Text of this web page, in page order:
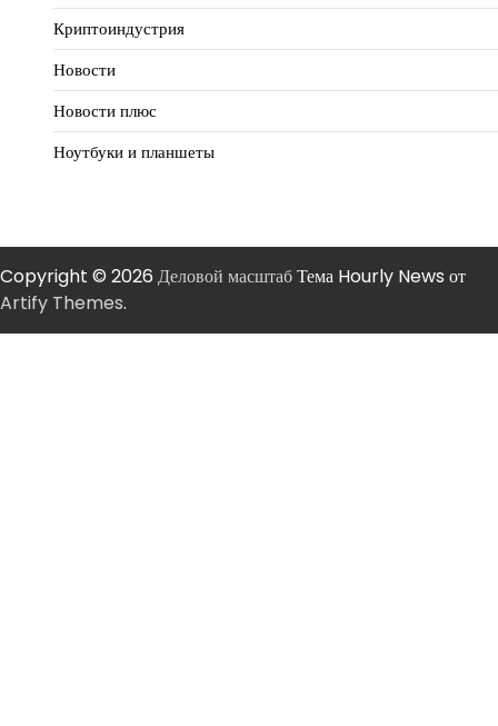
Криптоиндустрия
Новости
Новости плюс
Ноутбуки и планшеты
Copyright © 2026 Деловой масштабТема Hourly News от
Artify Themes.